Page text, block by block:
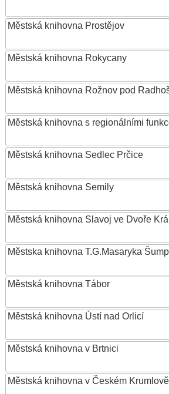
Městská knihovna Prostějov
Městská knihovna Rokycany
Městská knihovna Rožnov pod
Městská knihovna s regionálními
Městská knihovna Sedlec Prčice
Městská knihovna Semily
Městská knihovna Slavoj ve Dvoře
Městska knihovna T.G.Masaryka
Městská knihovna Tábor
Městská knihovna Ústí nad Orlicí
Městská knihovna v Brtnici
Městská knihovna v Českém Krumlově